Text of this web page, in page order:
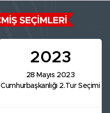
2023
28 Mayıs 2023
Cumhurbaşkanlığı 2.Tur Seçimi